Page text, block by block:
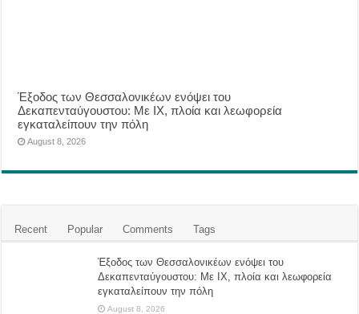
Έξοδος των Θεσσαλονικέων ενόψει του
Δεκαπενταύγουστου: Με ΙΧ, πλοία και λεωφορεία
εγκαταλείπουν την πόλη
August 8, 2026
Recent Popular Comments Tags
Έξοδος των Θεσσαλονικέων ενόψει του
Δεκαπενταύγουστου: Με ΙΧ, πλοία και λεωφορεία
εγκαταλείπουν την πόλη
August 8, 2026